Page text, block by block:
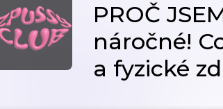
PROČ
náročné!
a fyzické